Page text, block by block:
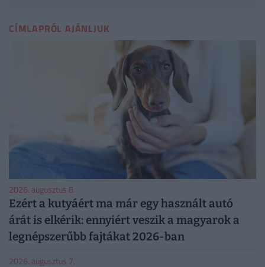
CÍMLAPRÓL AJÁNLJUK
2026. augusztus 8.
Ezért a kutyáért ma már egy használt autó
árát is elkérik: ennyiért veszik a magyarok a
legnépszerűbb fajtákat 2026-ban
2026. augusztus 7.